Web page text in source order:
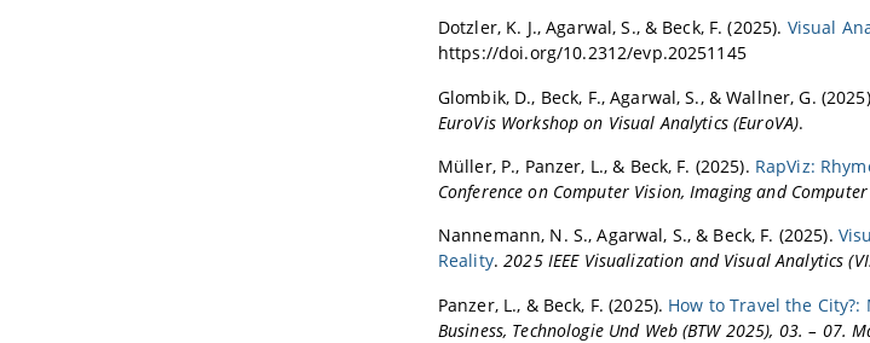
Publication award for the ESEC/FSE 2011
Reviewing Awards
BDVA 2016 Best Reviewer Award
GD 2020
NIP 2020
VMV 2019
GD 2019
VISSOFT 2019
VAST 2019 (IEEE VIS)
EuroVis 2019
PacificVis 2019
Dotzler, K. J., Agarwal, S., & Beck, F. (2025). Visual
https://doi.org/10.2312/evp.20251145
Glombik, D., Beck, F., Agarwal, S., & Wallner, G.
EuroVis Workshop on Visual Analytics (EuroVA).
Müller, P., Panzer, L., & Beck, F. (2025). RapViz:
Conference on Computer Vision, Imaging and
Nannemann, N. S., Agarwal, S., & Beck, F. (2025).
Reality.2025 IEEE Visualization and Visual Analytics
Panzer, L., & Beck, F. (2025). How to Travel the
Business, Technologie Und Web (BTW 2025), 03. – 07.